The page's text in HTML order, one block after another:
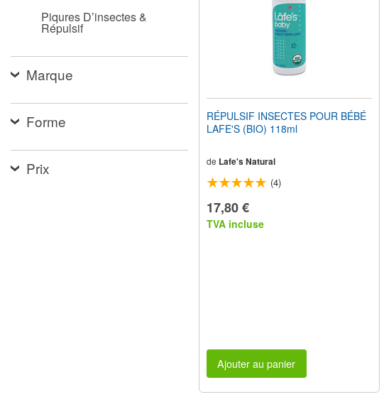
malvoyants
utilisent
un
lecteur
sur
F10
pour
ouvrir
Piqures D’insectes &
Répulsif
Marque
Forme
Prix
RÉPULSIF INSECTES POUR BÉBÉ
LAFE'S (BIO) 118ml
de Lafe's Natural
(4)
17,80 €
TVA incluse
Ajouter au panier